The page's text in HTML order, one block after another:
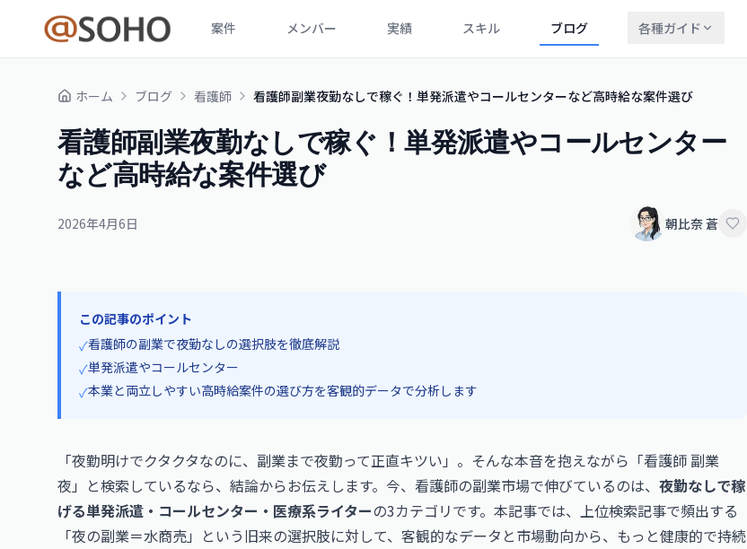
案件 メンバー 実績 スキル ブログ 各種ガイド
ホーム ブログ 看護師 看護師副業夜勤なしで稼ぐ！単発派遣やコールセンターなど高時給な案件選び
看護師副業夜勤なしで稼ぐ！単発派遣やコールセンター
など高時給な案件選び
2026年4月6日 朝比奈 蒼
この記事のポイント
✓看護師の副業で夜勤なしの選択肢を徹底解説
✓単発派遣やコールセンター
✓本業と両立しやすい高時給案件の選び方を客観的データで分析します
「夜勤明けでクタクタなのに、副業まで夜勤って正直キツい」。そんな本音を抱えながら「看護師 副業
夜」と検索しているなら、結論からお伝えします。今、看護師の副業市場で伸びているのは、 夜勤なしで稼
げる単発派遣・コールセンター・医療系ライターの3カテゴリです。本記事では、上位検索記事で頻出する
「夜の副業＝水商売」という旧来の選択肢に対して、客観的なデータと市場動向から、もっと健康的で持続